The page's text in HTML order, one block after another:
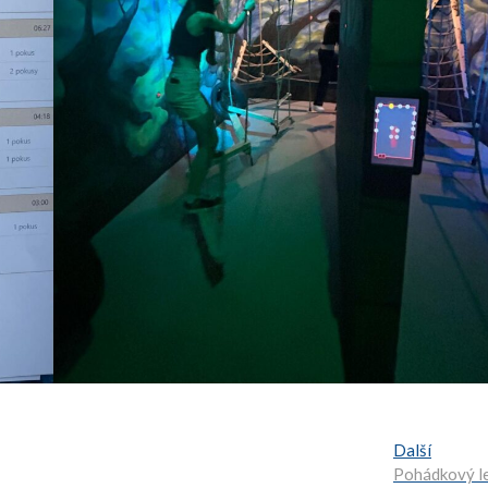
DalšíDalší:
Pohádkový